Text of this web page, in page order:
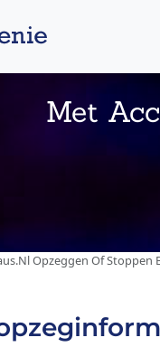
Met
Opzeggen Of Stoppen